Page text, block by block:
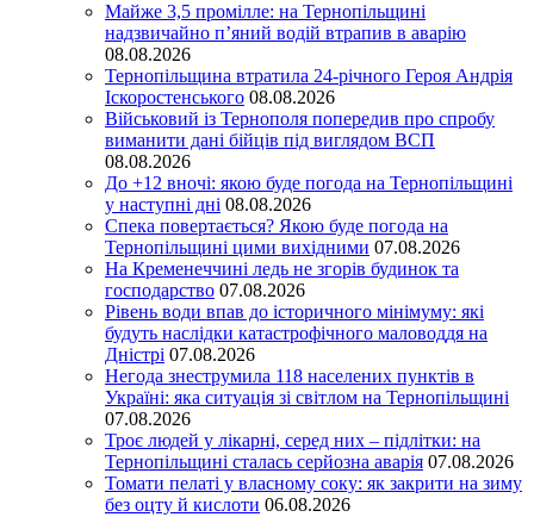
Майже 3,5 промілле: на Тернопільщині
надзвичайно п’яний водій втрапив в аварію
08.08.2026
Тернопільщина втратила 24-річного Героя Андрія
Іскоростенського 08.08.2026
Військовий із Тернополя попередив про спробу
виманити дані бійців під виглядом ВСП
08.08.2026
До +12 вночі: якою буде погода на Тернопільщині
у наступні дні 08.08.2026
Спека повертається? Якою буде погода на
Тернопільщині цими вихідними 07.08.2026
На Кременеччині ледь не згорів будинок та
господарство 07.08.2026
Рівень води впав до історичного мінімуму: які
будуть наслідки катастрофічного маловоддя на
Дністрі 07.08.2026
Негода знеструмила 118 населених пунктів в
Україні: яка ситуація зі світлом на Тернопільщині
07.08.2026
Троє людей у лікарні, серед них – підлітки: на
Тернопільщині сталась серйозна аварія 07.08.2026
Томати пелаті у власному соку: як закрити на зиму
без оцту й кислоти 06.08.2026